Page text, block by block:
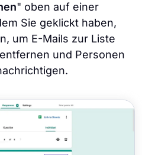
" oben auf einer
Sie geklickt haben,
um E-Mails zur Liste
und Personen